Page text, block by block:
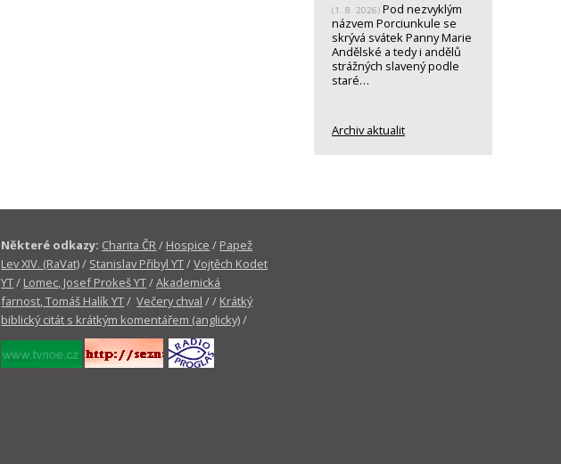
(1. 8. 2026) Pod nezvyklým
názvem Porciunkule se
skrývá svátek Panny Marie
Andělské a tedy i andělů
strážných slavený podle
staré…
Archiv aktualit
Některé odkazy: Charita ČR/ Hospice / Papež
Lev XIV. (RaVat)/ Stanislav Přibyl YT/Vojtěch Kodet
YT/ Lomec, Josef Prokeš YT/Akademická
farnost, Tomáš Halík YT/Večery chval / / Krátký
biblický citát s krátkým komentářem (anglicky)/